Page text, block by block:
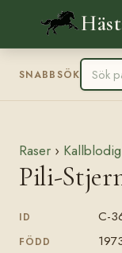
SNABBSÖK
Raser ›
Pili-
ID C-
FÖDD